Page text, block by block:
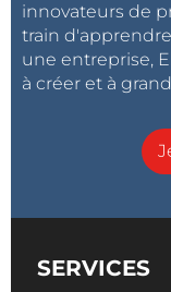
innovateurs de
train
une entreprise,
à créer et à
SERVICES